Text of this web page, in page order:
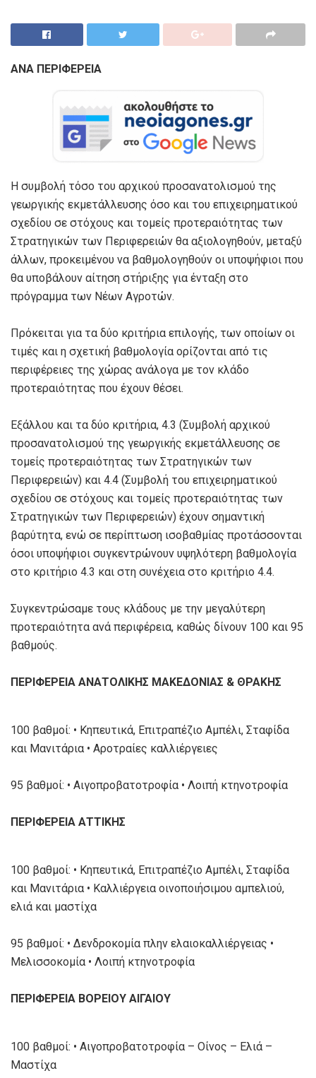
ΑΝΑ ΠΕΡΙΦΕΡΕΙΑ
Η συμβολή τόσο του αρχικού προσανατολισμού της
γεωργικής εκμετάλλευσης όσο και του επιχειρηματικού
σχεδίου σε στόχους και τομείς προτεραιότητας των
Στρατηγικών των Περιφερειών θα αξιολογηθούν, μεταξύ
άλλων, προκειμένου να βαθμολογηθούν οι υποψήφιοι που
θα υποβάλουν αίτηση στήριξης για ένταξη στο
πρόγραμμα των Νέων Αγροτών.
Πρόκειται για τα δύο κριτήρια επιλογής, των οποίων οι
τιμές και η σχετική βαθμολογία ορίζονται από τις
περιφέρειες της χώρας ανάλογα με τον κλάδο
προτεραιότητας που έχουν θέσει.
Εξάλλου και τα δύο κριτήρια, 4.3 (Συμβολή αρχικού
προσανατολισμού της γεωργικής εκμετάλλευσης σε
τομείς προτεραιότητας των Στρατηγικών των
Περιφερειών) και 4.4 (Συμβολή του επιχειρηματικού
σχεδίου σε στόχους και τομείς προτεραιότητας των
Στρατηγικών των Περιφερειών) έχουν σημαντική
βαρύτητα, ενώ σε περίπτωση ισοβαθμίας προτάσσονται
όσοι υποψήφιοι συγκεντρώνουν υψηλότερη βαθμολογία
στο κριτήριο 4.3 και στη συνέχεια στο κριτήριο 4.4.
Συγκεντρώσαμε τους κλάδους με την μεγαλύτερη
προτεραιότητα ανά περιφέρεια, καθώς δίνουν 100 και 95
βαθμούς.
ΠΕΡΙΦΕΡΕΙΑ ΑΝΑΤΟΛΙΚΗΣ ΜΑΚΕΔΟΝΙΑΣ & ΘΡΑΚΗΣ
100 βαθμοί: • Κηπευτικά, Επιτραπέζιο Αμπέλι, Σταφίδα
και Μανιτάρια • Αροτραίες καλλιέργειες
95 βαθμοί: • Αιγοπροβατοτροφία • Λοιπή κτηνοτροφία
ΠΕΡΙΦΕΡΕΙΑ ΑΤΤΙΚΗΣ
100 βαθμοί: • Κηπευτικά, Επιτραπέζιο Αμπέλι, Σταφίδα
και Μανιτάρια • Καλλιέργεια οινοποιήσιμου αμπελιού,
ελιά και μαστίχα
95 βαθμοί: • Δενδροκομία πλην ελαιοκαλλιέργειας •
Μελισσοκομία • Λοιπή κτηνοτροφία
ΠΕΡΙΦΕΡΕΙΑ ΒΟΡΕΙΟΥ ΑΙΓΑΙΟΥ
100 βαθμοί: • Αιγοπροβατοτροφία – Οίνος – Ελιά –
Μαστίχα